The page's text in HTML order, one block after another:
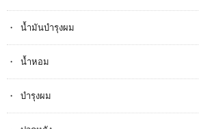
น้ำมันบำรุงผม
น้ำหอม
บำรุงผม